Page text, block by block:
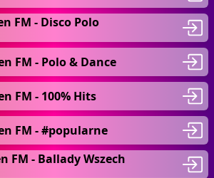
FM - Disco Polo
FM - Polo & Dance
FM - 100% Hits
FM - #popularne
FM - Ballady Wszech